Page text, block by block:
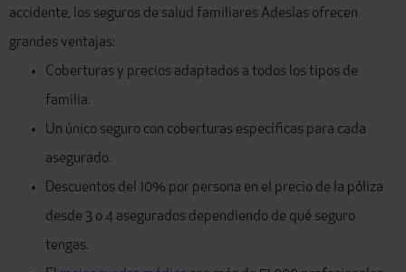
accidente, los seguros de salud familiares Adeslas ofrecen
grandes ventajas:
Coberturas y precios adaptados a todos los tipos de
familia.
Un único seguro con coberturas específicas para cada
asegurado.
Descuentos del 10% por persona en el precio de la póliza
desde 3 o 4 asegurados dependiendo de qué seguro
tengas.